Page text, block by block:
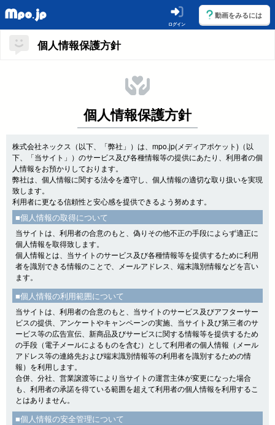
ログイン
動画をみるには
個人情報保護方針
個人情報保護方針
株式会社ネックス（以下、「弊社」）は、mpo.jp(メディアポケット)（以
下、「当サイト」）のサービス及び各種情報等の提供にあたり、利用者の個
人情報をお預かりしております。
弊社は、個人情報に関する法令を遵守し、個人情報の適切な取り扱いを実現
致します。
利用者に更なる信頼性と安心感を提供できるよう努めます。
■個人情報の取得について
当サイトは、利用者の合意のもと、偽りその他不正の手段によらず適正に
個人情報を取得致します。
個人情報とは、当サイトのサービス及び各種情報等を提供するために利用
者を識別できる情報のことで、メールアドレス、端末識別情報などを言い
ます。
■個人情報の利用範囲について
当サイトは、利用者の合意のもと、当サイトのサービス及びアフターサー
ビスの提供、アンケートやキャンペーンの実施、当サイト及び第三者のサ
ービス等の広告宣伝、新商品及びサービスに関する情報等を提供するため
の手段（電子メールによるものを含む）として利用者の個人情報（メール
アドレス等の連絡先および端末識別情報等の利用者を識別するための情
報）を利用します。
合併、分社、営業譲渡等により当サイトの運営主体が変更になった場合
も、利用者の承諾を得ている範囲を超えて利用者の個人情報を利用するこ
とはありません。
■個人情報の安全管理について